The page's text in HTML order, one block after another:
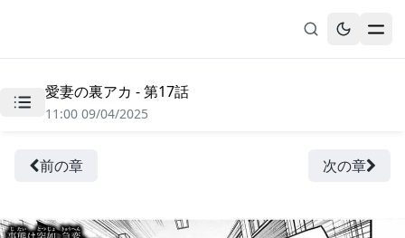
無料漫画
履歴
愛妻の裏アカ - 第17話
11:00 09/04/2025
前の章 次の章